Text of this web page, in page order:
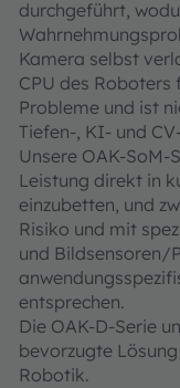
durchgeführt,
Kamera selbst
CPU des
Probleme und ist
Tiefen-, KI- und
Unsere OAK-SoM-
Leistung direkt in
einzubetten, und
Risiko und mit
und Bildsensoren/
entsprechen.
Die OAK-D-Serie
bevorzugte
Robotik.